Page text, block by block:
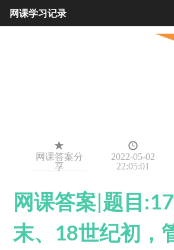
网课答案分
享
2022-05-02
22:05:01
网课答案|题目
末、18世纪初，
网课学习记录